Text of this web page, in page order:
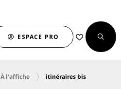
ESPACE PRO
À l'affiche itinéraires bis